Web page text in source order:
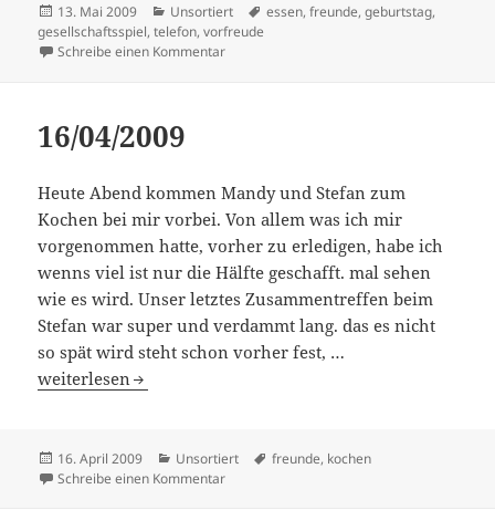
Veröffentlicht
am
13. Mai 2009 Kategorien
Unsortiert Schlagwörter
essen,freunde,geburtstag,
gesellschaftsspiel,telefon,vorfreude
Schreibe einen Kommentarzu 13/05/2009
16/04/2009
Heute Abend kommen Mandy und Stefan zum
Kochen bei mir vorbei. Von allem was ich mir
vorgenommen hatte, vorher zu erledigen, habe ich
wenns viel ist nur die Hälfte geschafft. mal sehen
wie es wird. Unser letztes Zusammentreffen beim
Stefan war super und verdammt lang. das es nicht
so spät wird steht schon vorher fest, …
16/04/2009
weiterlesen
Veröffentlicht
am
16. April 2009 Kategorien
Unsortiert Schlagwörter
freunde, kochen
Schreibe einen Kommentarzu 16/04/2009